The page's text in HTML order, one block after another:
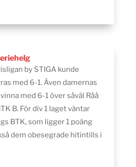
by STIGA kunde
med 6-1. Även damernas
med 6-1 över såväl Råå
B. För div 1 laget väntar
BTK, som ligger 1 poäng
dem obesegrade hitintills i